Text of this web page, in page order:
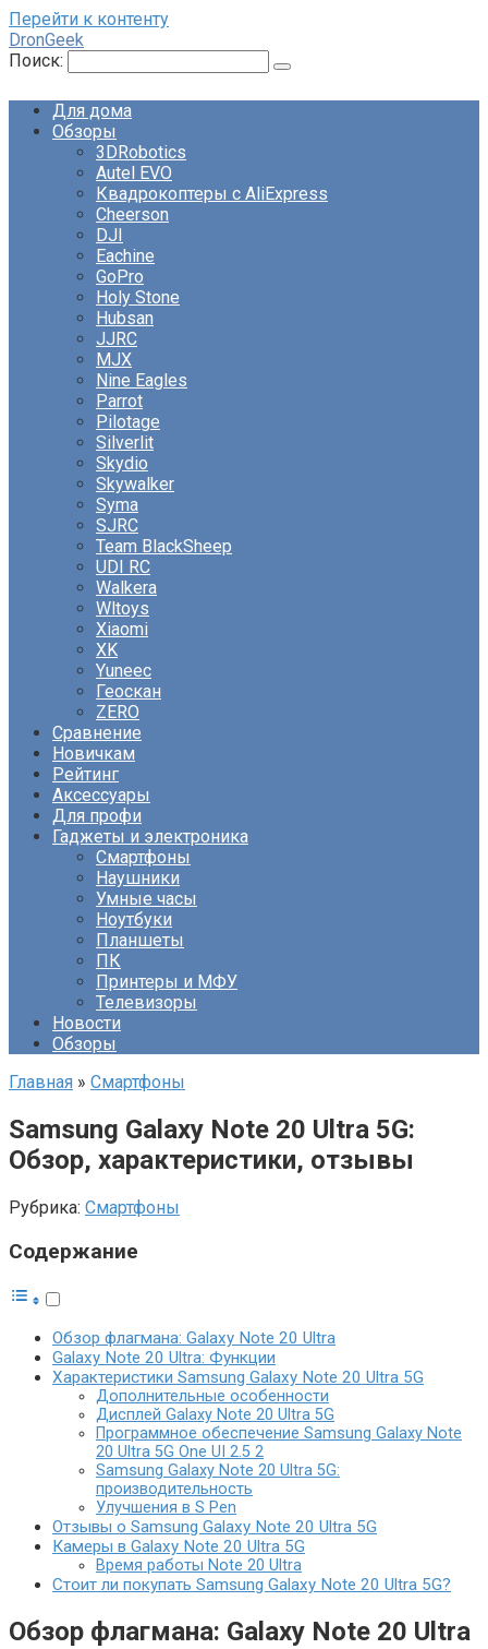
Перейти к контенту
DronGeek
Поиск:
Для дома
Обзоры
3DRobotics
Autel EVO
Квадрокоптеры с AliExpress
Cheerson
DJI
Eachine
GoPro
Holy Stone
Hubsan
JJRC
MJX
Nine Eagles
Parrot
Pilotage
Silverlit
Skydio
Skywalker
Syma
SJRC
Team BlackSheep
UDI RC
Walkera
Wltoys
Xiaomi
XK
Yuneec
Геоскан
ZERO
Сравнение
Новичкам
Рейтинг
Аксессуары
Для профи
Гаджеты и электроника
Смартфоны
Наушники
Умные часы
Ноутбуки
Планшеты
ПК
Принтеры и МФУ
Телевизоры
Новости
Обзоры
Главная » Смартфоны
Samsung Galaxy Note 20 Ultra 5G:
Обзор, характеристики, отзывы
Рубрика: Смартфоны
Содержание
Обзор флагмана: Galaxy Note 20 Ultra
Galaxy Note 20 Ultra: Функции
Характеристики Samsung Galaxy Note 20 Ultra 5G
Дополнительные особенности
Дисплей Galaxy Note 20 Ultra 5G
Программное обеспечение Samsung Galaxy Note
20 Ultra 5G One UI 2.5 2
Samsung Galaxy Note 20 Ultra 5G:
производительность
Улучшения в S Pen
Отзывы о Samsung Galaxy Note 20 Ultra 5G
Камеры в Galaxy Note 20 Ultra 5G
Время работы Note 20 Ultra
Стоит ли покупать Samsung Galaxy Note 20 Ultra 5G?
Обзор флагмана: Galaxy Note 20 Ultra